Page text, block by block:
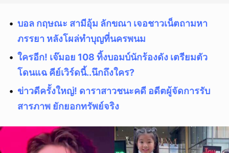
บอล กฤษณะ สามีอุ้ม ลักขณา เจอชาวเน็ตถามหา
ภรรยา หลังโผล่ทำบุญที่นครพนม
ใครอีก! เจ๊มอย 108 ทิ้งบอมบ์นักร้องดัง เตรียมตัว
โดนแฉ คีย์เวิร์ดนี้..นึกถึงใคร?
ข่าวดีครั้งใหญ่! ดาราสาวชนะคดี อดีตผู้จัดการรับ
สารภาพ ยักยอกทรัพย์จริง